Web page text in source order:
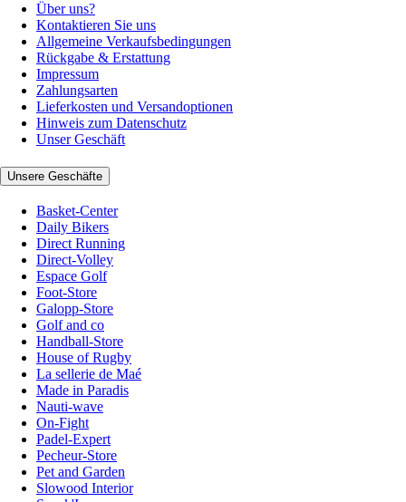
Über uns?
Kontaktieren Sie uns
Allgemeine Verkaufsbedingungen
Rückgabe & Erstattung
Impressum
Zahlungsarten
Lieferkosten und Versandoptionen
Hinweis zum Datenschutz
Unser Geschäft
Unsere Geschäfte
Basket-Center
Daily Bikers
Direct Running
Direct-Volley
Espace Golf
Foot-Store
Galopp-Store
Golf and co
Handball-Store
House of Rugby
La sellerie de Maé
Made in Paradis
Nauti-wave
On-Fight
Padel-Expert
Pecheur-Store
Pet and Garden
Slowood Interior